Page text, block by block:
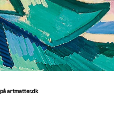
artmatter.dk